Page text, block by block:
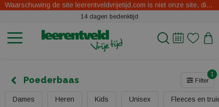
Waarschuwing de site leerentveldvrijetijd.com is niet onze site, dit zijn oplichters.
14 dagen bedenktijd
Poederbaas Filter
1
Dames Heren Kids Unisex Fleeces en